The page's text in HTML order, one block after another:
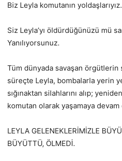
Biz Leyla komutanın yoldaşlarıyız.
Siz Leyla’yı öldürdüğünüzü mü
Yanılıyorsunuz.
Tüm dünyada savaşan örgütlerin
süreçte Leyla, bombalarla yerin
sığınaktan silahlarını alıp;
komutan olarak yaşamaya devam
LEYLA GELENEKLERİMİZLE
BÜYÜTTÜ, ÖLMEDİ.